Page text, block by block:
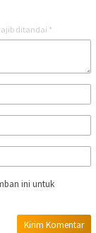
ditandai *
ini untuk